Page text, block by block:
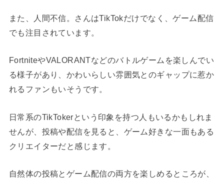
また、人間不信。さんはTikTokだけでなく、ゲーム配信
でも注目されています。
FortniteやVALORANTなどのバトルゲームを楽しんでい
る様子があり、かわいらしい雰囲気とのギャップに惹か
れるファンもいそうです。
日常系のTikTokerという印象を持つ人もいるかもしれま
せんが、投稿や配信を見ると、ゲーム好きな一面もある
クリエイターだと感じます。
自然体の投稿とゲーム配信の両方を楽しめるところが、